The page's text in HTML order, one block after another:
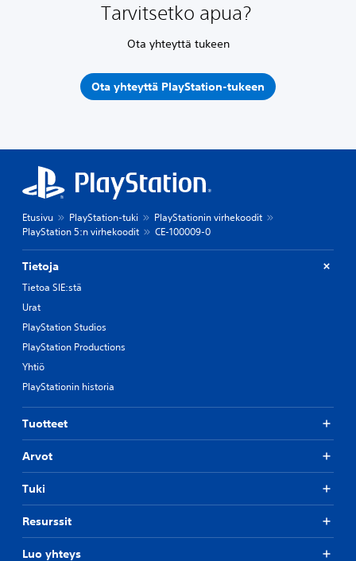
Tarvitsetko apua?
Ota yhteyttä tukeen
Ota yhteyttä PlayStation-tukeen
Etusivu PlayStation-tuki
PlayStationin virhekoodit
PlayStation 5:n virhekoodit
CE-100009-0
Tietoja
Tietoa SIE:stä
Urat
PlayStation Studios
PlayStation Productions
Yhtiö
PlayStationin historia
Tuotteet
Arvot
Tuki
Resurssit
Luo yhteys